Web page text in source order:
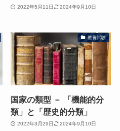
2022年5月11日 2024年9月10日
教養試験
国家の類型 － 「機能的分
類」と「歴史的分類」
2022年3月29日 2024年9月10日